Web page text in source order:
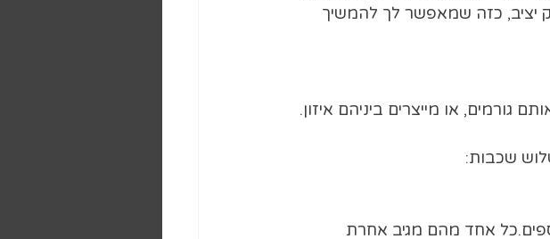
יציב, כזה שמאפשר לך להמשיך
או מייצרים ביניהם איזון.
שכבות:
אחד מהם מגיב אחרת